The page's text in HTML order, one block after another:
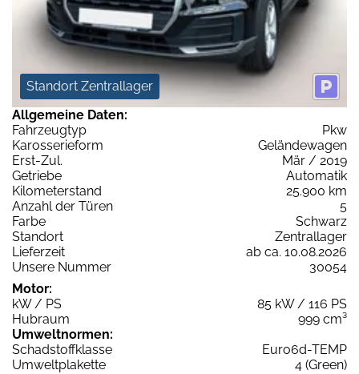
Standort Zentrallager
Allgemeine Daten:
Fahrzeugtyp
Pkw
Karosserieform
Geländewagen
Erst-Zul.
Mär / 2019
Getriebe
Automatik
Kilometerstand
25.900 km
Anzahl der Türen
5
Farbe
Schwarz
Standort
Zentrallager
Lieferzeit
ab ca. 10.08.2026
Unsere Nummer
30054
Motor:
kW / PS
85 kW / 116 PS
Hubraum
999 cm³
Umweltnormen:
Schadstoffklasse
Euro6d-TEMP
Umweltplakette
4 (Green)